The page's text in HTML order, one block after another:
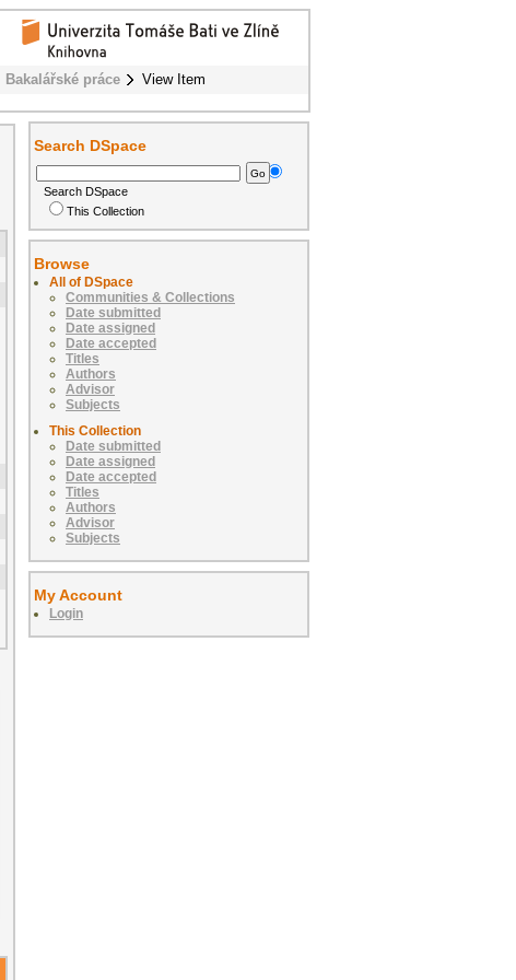
Bakalářské práce View Item
Search DSpace
Search DSpace
This Collection
Browse
All of DSpace
Communities & Collections
Date submitted
Date assigned
Date accepted
Titles
Authors
Advisor
Subjects
This Collection
Date submitted
Date assigned
Date accepted
Titles
Authors
Advisor
Subjects
My Account
Login